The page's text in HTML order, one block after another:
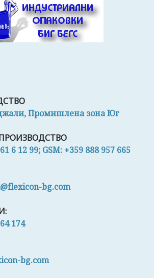
Промишлена зона Юг
6 12 99; GSM: +359 888 957 665
bg.com
174
bg.com